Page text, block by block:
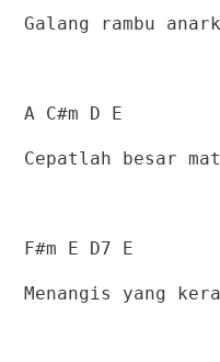
Galang rambu
A C#m D E
Cepatlah besar
F#m E D7 E
Menangis yang